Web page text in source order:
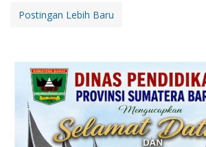
Postingan Lebih Baru